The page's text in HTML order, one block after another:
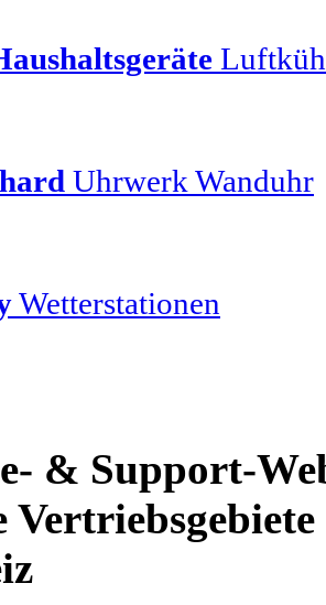
Uhrwerk Wanduhr
Wetterstationen
& Support-